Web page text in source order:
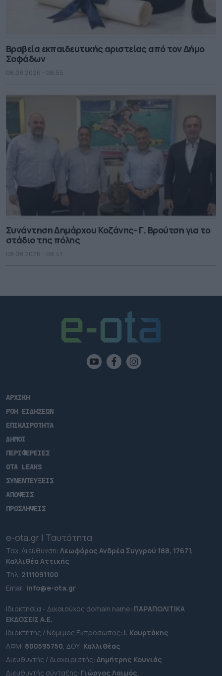
Βραβεία εκπαιδευτικής αριστείας από τον Δήμο
Σοφάδων
08.08.2026 - 08.55
Συνάντηση Δημάρχου Κοζάνης- Γ. Βρούτση για το
στάδιο της πόλης
08.08.2026 - 08.41
ΑΡΧΙΚΗ
ΡΟΗ ΕΙΔΗΣΕΩΝ
ΕΠΙΚΑΙΡΟΤΗΤΑ
ΔΗΜΟΙ
ΠΕΡΙΦΕΡΕΙΕΣ
OTA LEAKS
ΣΥΝΕΝΤΕΥΞΕΙΣ
ΑΠΟΨΕΙΣ
ΠΡΟΣΛΗΨΕΙΣ
e-ota.gr | Ταυτότητα
Ταχ. Διεύθυνση: Λεωφόρος Ανδρέα Συγγρού 188, 17671,
Καλλιθέα Αττικής
Τηλ: 2111091100
Εmail: info@e-ota.gr
Ιδιοκτησία - Δικαιούχος domain name: ΠΑΡΑΠΟΛΙΤΙΚΑ
ΕΚΔΟΣΕΙΣ A.E.
Ιδιοκτήτης / Νόμιμος Εκπρόσωπος: Ι. Κουρτάκης
ΑΦΜ: 800595750, ΔΟΥ: Καλλιθέας
Διευθυντής / Διαχειριστής: Δημήτρης Κουνιάς
Διευθυντής σύνταξης: Γιώργος Λαιμός